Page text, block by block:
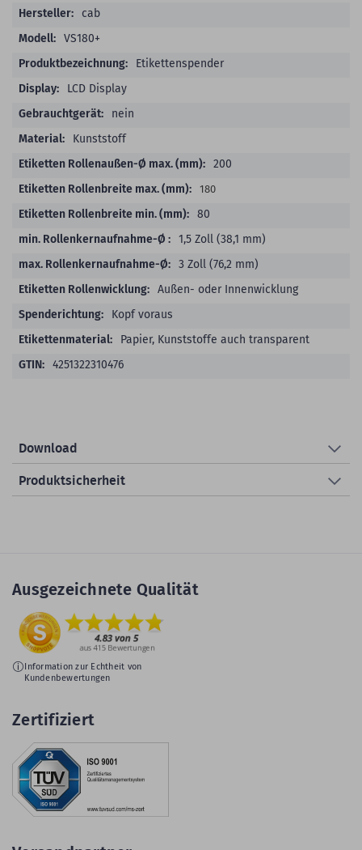
Produktdetailscab
VS180+
Etikettenspender
LCD Display
nein
Kunststoff
200
180
80
1,5 Zoll (38,1 mm)
3 Zoll (76,2 mm)
Außen- oder Innenwicklung
Kopf voraus
Papier, Kunststoffe auch transparent
4251322310476
Download
Produktsicherheit
Ausgezeichnete Qualität
Information zur Echtheit von
Kundenbewertungen
Zertifiziert